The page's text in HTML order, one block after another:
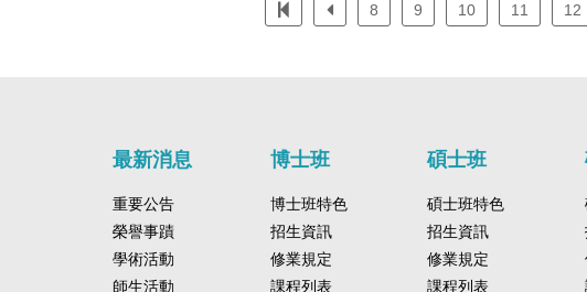
8 9 10 11 12
最新消息
重要公告
榮譽事蹟
學術活動
師生活動
博士班
博士班特色
招生資訊
修業規定
課程列表
碩士班
碩士班特色
招生資訊
修業規定
課程列表